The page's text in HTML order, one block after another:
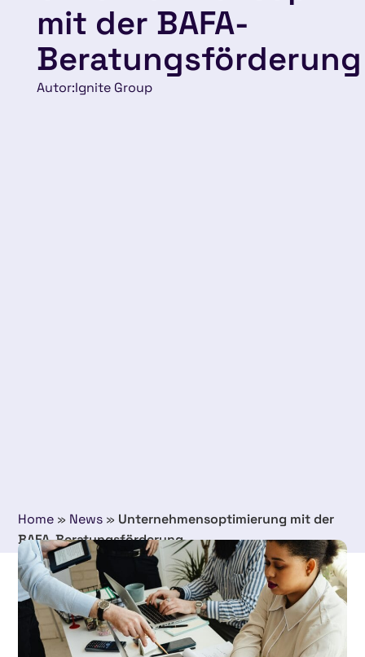
mit der BAFA-
Beratungsförderung
Autor:Ignite Group
Home » News » Unternehmensoptimierung mit der
BAFA-Beratungsförderung